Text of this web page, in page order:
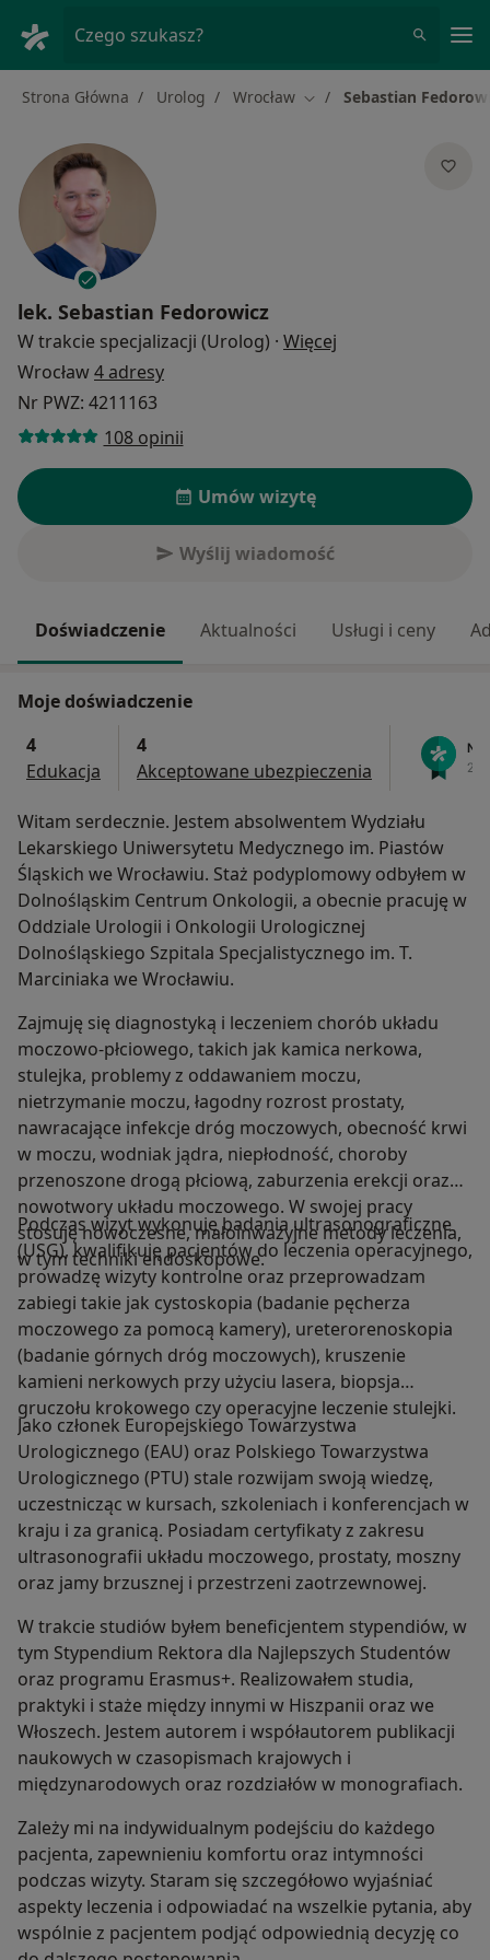
Czego szukasz?
Strona Główna Urolog Wrocław Zmień miasto
Sebastian
lek. Sebastian Fedorowicz
W trakcie specjalizacji (Urolog) · Więcej
Wrocław4 adresy
Nr PWZ: 4211163
108 opinii
Umów wizytę
Wyślij wiadomość
Doświadczenie Aktualności Usługi i ceny
Moje doświadczenie
4
Edukacja
4
Akceptowane ubezpieczenia
Witam serdecznie. Jestem absolwentem Wydziału
Lekarskiego Uniwersytetu Medycznego im. Piastów
Śląskich we Wrocławiu. Staż podyplomowy odbyłem w
Dolnośląskim Centrum Onkologii, a obecnie pracuję w
Oddziale Urologii i Onkologii Urologicznej
Dolnośląskiego Szpitala Specjalistycznego im. T.
Marciniaka we Wrocławiu.
Zajmuję się diagnostyką i leczeniem chorób układu
moczowo-płciowego, takich jak kamica nerkowa,
stulejka, problemy z oddawaniem moczu,
nietrzymanie moczu, łagodny rozrost prostaty,
nawracające infekcje dróg moczowych, obecność krwi
w moczu, wodniak jądra, niepłodność, choroby
przenoszone drogą płciową, zaburzenia erekcji oraz
nowotwory układu moczowego. W swojej pracy
stosuję nowoczesne, małoinwazyjne metody leczenia,
w tym techniki endoskopowe.
Podczas wizyt wykonuję badania ultrasonograficzne
(USG), kwalifikuję pacjentów do leczenia operacyjnego,
prowadzę wizyty kontrolne oraz przeprowadzam
zabiegi takie jak cystoskopia (badanie pęcherza
moczowego za pomocą kamery), ureterorenoskopia
(badanie górnych dróg moczowych), kruszenie
kamieni nerkowych przy użyciu lasera, biopsja
gruczołu krokowego czy operacyjne leczenie stulejki.
Jako członek Europejskiego Towarzystwa
Urologicznego (EAU) oraz Polskiego Towarzystwa
Urologicznego (PTU) stale rozwijam swoją wiedzę,
uczestnicząc w kursach, szkoleniach i konferencjach w
kraju i za granicą. Posiadam certyfikaty z zakresu
ultrasonografii układu moczowego, prostaty, moszny
oraz jamy brzusznej i przestrzeni zaotrzewnowej.
W trakcie studiów byłem beneficjentem stypendiów, w
tym Stypendium Rektora dla Najlepszych Studentów
oraz programu Erasmus+. Realizowałem studia,
praktyki i staże między innymi w Hiszpanii oraz we
Włoszech. Jestem autorem i współautorem publikacji
naukowych w czasopismach krajowych i
międzynarodowych oraz rozdziałów w monografiach.
Zależy mi na indywidualnym podejściu do każdego
pacjenta, zapewnieniu komfortu oraz intymności
podczas wizyty. Staram się szczegółowo wyjaśniać
aspekty leczenia i odpowiadać na wszelkie pytania, aby
wspólnie z pacjentem podjąć odpowiednią decyzję co